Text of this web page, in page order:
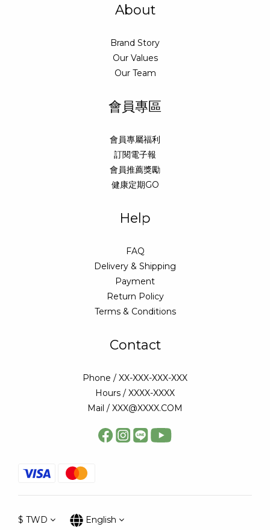
About
Brand Story
Our Values
Our Team
會員專區
會員專屬福利
訂閱電子報
會員推薦獎勵
健康定期GO
Help
FAQ
Delivery & Shipping
Payment
Return Policy
Terms & Conditions
Contact
Phone / XX-XXX-XXX-XXX
Hours / XXXX-XXXX
Mail / XXX@XXXX.COM
$ TWD English